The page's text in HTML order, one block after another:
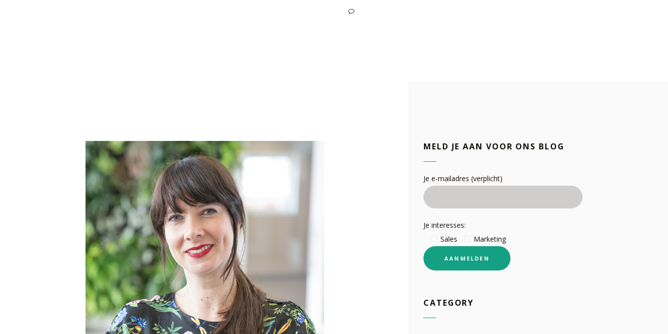
MELD JE AAN VOOR ONS BLOG
Je e-mailadres (verplicht)
Je interesses:
Sales
Marketing
CATEGORY